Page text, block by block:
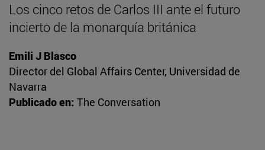
Los cinco retos de Carlos III ante el futuro
incierto de la monarquía británica
Emili J Blasco
Director del Global Affairs Center, Universidad de
Navarra
Publicado en: The Conversation